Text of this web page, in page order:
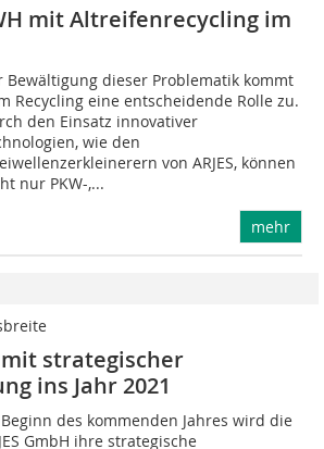
mit Altreifenrecycling im
Bewältigung dieser Problematik kommt
Recycling eine entscheidende Rolle zu.
den Einsatz innovativer
wie den
von ARJES, können
nur PKW-,...
mehr
mit strategischer
ins Jahr 2021
des kommenden Jahres wird die
GmbH ihre strategische